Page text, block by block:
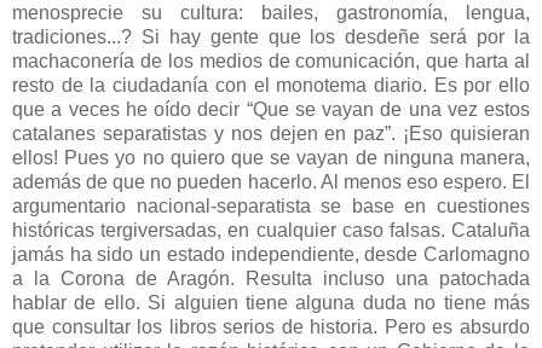
menosprecie su cultura: bailes, gastronomía, lengua,
tradiciones...? Si hay gente que los desdeñe será por la
machaconería de los medios de comunicación, que harta al
resto de la ciudadanía con el monotema diario. Es por ello
que a veces he oído decir “Que se vayan de una vez estos
catalanes separatistas y nos dejen en paz”. ¡Eso quisieran
ellos! Pues yo no quiero que se vayan de ninguna manera,
además de que no pueden hacerlo. Al menos eso espero. El
argumentario nacional-separatista se base en cuestiones
históricas tergiversadas, en cualquier caso falsas. Cataluña
jamás ha sido un estado independiente, desde Carlomagno
a la Corona de Aragón. Resulta incluso una patochada
hablar de ello. Si alguien tiene alguna duda no tiene más
que consultar los libros serios de historia. Pero es absurdo